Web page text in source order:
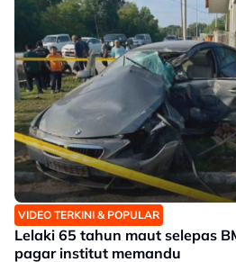
VIDEO TERKINI & POPULAR
Lelaki 65 tahun maut selepas
pagar institut memandu